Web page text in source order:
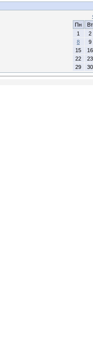
Пн
Вт
1
2
8
9
15
16
22
23
29
30